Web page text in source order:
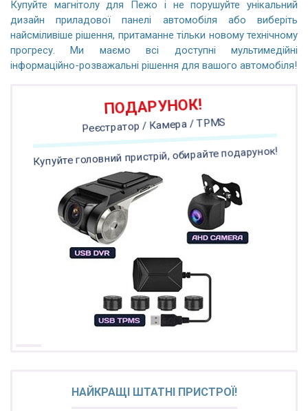
Купуйте магнітолу для Пежо і не порушуйте унікальний
дизайн приладової панелі автомобіля або виберіть
найсміливіше рішення, притаманне тільки новому технічному
прогресу. Ми маємо всі доступні мультимедійні
інформаційно-розважальні рішення для вашого автомобіля!
ПОДАРУНОК!
Реєстратор / Камера / TPMS
Купуйте головний пристрій, обирайте подарунок!
НАЙКРАЩІ ШТАТНІ ПРИСТРОЇ!